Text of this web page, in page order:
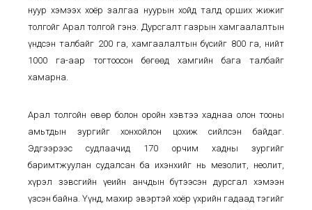
нуур хэмээх хоёр залгаа нуурын хойд талд орших жижиг
толгойг Арал толгой гэнэ. Дурсгалт газрын хамгаалалтын
үндсэн талбайг 200 га, хамгаалалтын бүсийг 800 га, нийт
1000 га-аар тогтоосон бөгөөд хамгийн бага талбайг
хамарна.
Арал толгойн өвөр болон оройн хэвтээ хаднаа олон тооны
амьтдын зургийг хонхойлон цохиж сийлсэн байдаг.
Эдгээрээс судлаачид 170 орчим хадны зургийг
баримтжуулан судалсан ба ихэнхийг нь мезолит, неолит,
хүрэл зэвсгийн үеийн анчдын бүтээсэн дурсгал хэмээн
үзсэн байна. Үүнд, махир эвэртэй хоёр үхрийн гадаад тэгийг